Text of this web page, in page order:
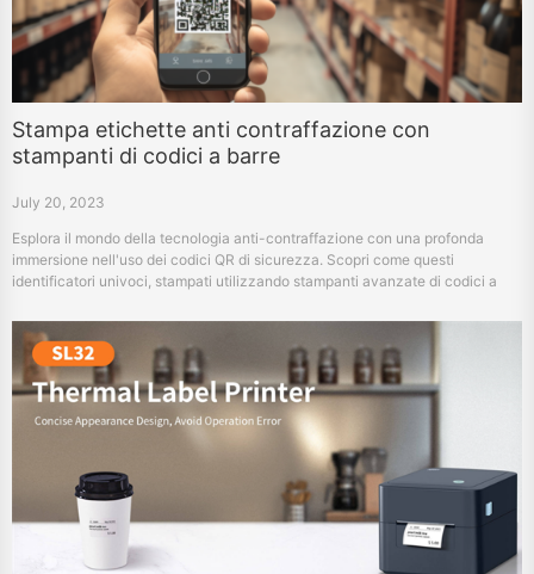
Stampa etichette anti contraffazione con
stampanti di codici a barre
July 20, 2023
Esplora il mondo della tecnologia anti-contraffazione con una profonda
immersione nell'uso dei codici QR di sicurezza. Scopri come questi
identificatori univoci, stampati utilizzando stampanti avanzate di codici a
Comprendere il processo di generazione, stampa e utilizzo di queste
etichette di sicurezza e scoprire come stanno plasmando il futuro della
protezione del marchio.